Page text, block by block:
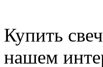
Купить
нашем